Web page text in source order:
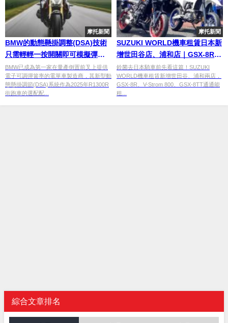
摩托新聞
BMW的動態懸掛調整(DSA)技術
只需輕輕一按開關即可模擬彈簧
剛度切換
BMW已成為第一家在量產倒置前叉上提供
電子可調彈簧率的電單車製造商，其新型動
態懸掛調節(DSA)系統作為2025年R1300R
街跑車的選配配...
摩托新聞
SUZUKI WORLD機車租賃日本新
增世田谷店、浦和店｜GSX-8R、
V-Strom等多車款租借
鈴菌去日本騎車前先看這篇！SUZUKI
WORLD機車租賃新增世田谷、浦和兩店，
GSX-8R、V-Strom 800、GSX-8TT通通能
租...
綜合文章排名